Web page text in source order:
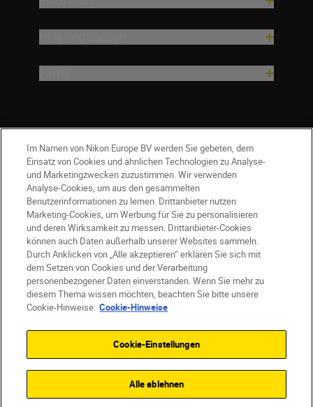
CH Nikon Sites
Kontaktieren Sie uns
Datenschutzhinweis
Nutzungsbedingungen
Geschäftsbedingungen des Nikon Stores
Cookie-Hinweise
Barrierefreiheit
Cookie-Einstellungen
Im Namen von Nikon Europe BV werden Sie gebeten, dem
Einsatz von Cookies und ähnlichen Technologien zu Analyse-
und Marketingzwecken zuzustimmen. Wir verwenden
Analyse-Cookies, um aus den gesammelten
Benutzerinformationen zu lernen. Drittanbieter nutzen
Marketing-Cookies, um Werbung für Sie zu personalisieren
und deren Wirksamkeit zu messen. Drittanbieter-Cookies
können auch Daten außerhalb unserer Websites sammeln.
Durch Anklicken von „Alle akzeptieren“ erklären Sie sich mit
dem Setzen von Cookies und der Verarbeitung
personenbezogener Daten einverstanden. Wenn Sie mehr zu
diesem Thema wissen möchten, beachten Sie bitte unsere
Cookie-Hinweise. Cookie-Hinweise
Cookie-Einstellungen
Alle ablehnen